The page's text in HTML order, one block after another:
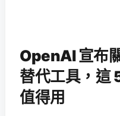
OpenAI 宣布
替代工具，這
值得用